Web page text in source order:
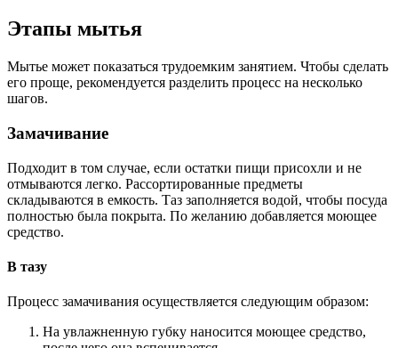
Этапы мытья
Мытье может показаться трудоемким занятием. Чтобы сделать
его проще, рекомендуется разделить процесс на несколько
шагов.
Замачивание
Подходит в том случае, если остатки пищи присохли и не
отмываются легко. Рассортированные предметы
складываются в емкость. Таз заполняется водой, чтобы посуда
полностью была покрыта. По желанию добавляется моющее
средство.
В тазу
Процесс замачивания осуществляется следующим образом:
На увлажненную губку наносится моющее средство,